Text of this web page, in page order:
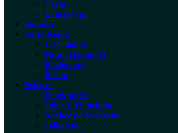
Věrní
Tvůrčí tým
Youtube
Vojta Kotek
Liščí doupě
Hradní komnata
Rozhovory
Recap
Prima+
Detektor lži
Tohle v TV nebylo
Reakce po Vyřazení
Odhalení